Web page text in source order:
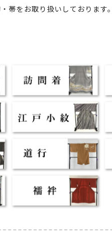
帯をお取り扱いしております。